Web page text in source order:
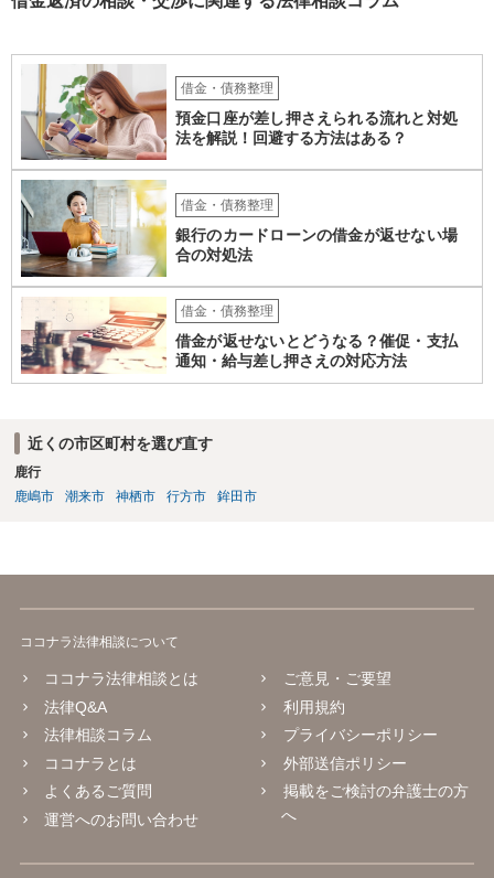
借金・債務整理
預金口座が差し押さえられる流れと対処
法を解説！回避する方法はある？
借金・債務整理
銀行のカードローンの借金が返せない場
合の対処法
借金・債務整理
借金が返せないとどうなる？催促・支払
通知・給与差し押さえの対応方法
近くの市区町村を選び直す
鹿行
鹿嶋市
潮来市 神栖市 行方市 鉾田市
ココナラ法律相談について
ココナラ法律相談とは
法律Q&A
法律相談コラム
ココナラとは
よくあるご質問
運営へのお問い合わせ
ご意見・ご要望
利用規約
プライバシーポリシー
外部送信ポリシー
掲載をご検討の弁護士の方
へ